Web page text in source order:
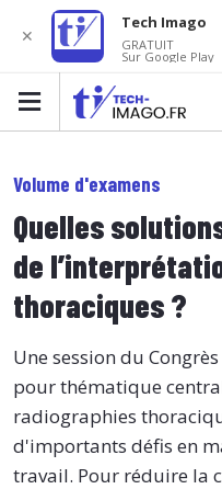
Volume d'examens
Quelles
de
thoraciques ?
Une session du
pour thématique
radiographies
d'importants défis en
travail. Pour réduire la
✕
Tech Imago
GRATUIT
Sur Google Play